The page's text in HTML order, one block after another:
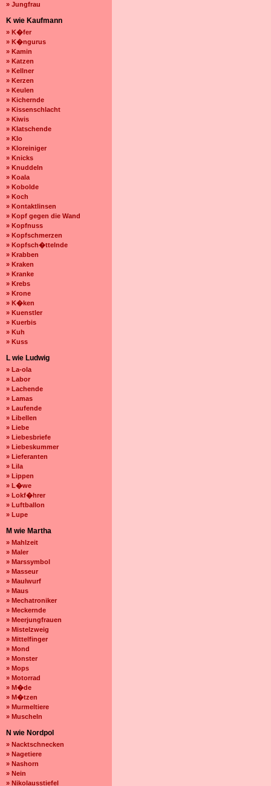
» Jungfrau
K wie Kaufmann
» K�fer
» K�ngurus
» Kamin
» Katzen
» Kellner
» Kerzen
» Keulen
» Kichernde
» Kissenschlacht
» Kiwis
» Klatschende
» Klo
» Kloreiniger
» Knicks
» Knuddeln
» Koala
» Kobolde
» Koch
» Kontaktlinsen
» Kopf gegen die Wand
» Kopfnuss
» Kopfschmerzen
» Kopfsch�ttelnde
» Krabben
» Kraken
» Kranke
» Krebs
» Krone
» K�ken
» Kuenstler
» Kuerbis
» Kuh
» Kuss
L wie Ludwig
» La-ola
» Labor
» Lachende
» Lamas
» Laufende
» Libellen
» Liebe
» Liebesbriefe
» Liebeskummer
» Lieferanten
» Lila
» Lippen
» L�we
» Lokf�hrer
» Luftballon
» Lupe
M wie Martha
» Mahlzeit
» Maler
» Marssymbol
» Masseur
» Maulwurf
» Maus
» Mechatroniker
» Meckernde
» Meerjungfrauen
» Mistelzweig
» Mittelfinger
» Mond
» Monster
» Mops
» Motorrad
» M�de
» M�tzen
» Murmeltiere
» Muscheln
N wie Nordpol
» Nacktschnecken
» Nagetiere
» Nashorn
» Nein
» Nikolausstiefel